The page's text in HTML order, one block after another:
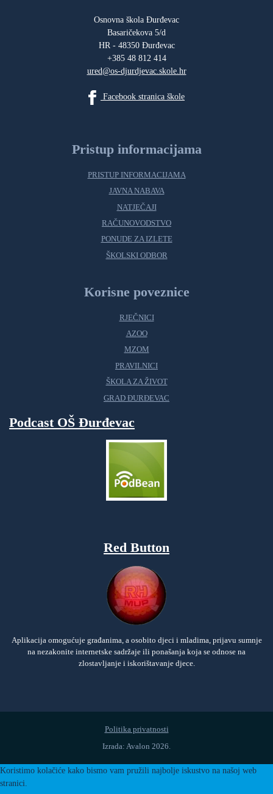
Osnovna škola Đurđevac
Basaričekova 5/d
HR - 48350 Đurđevac
+385 48 812 414
ured@os-djurdjevac.skole.hr
Facebook stranica škole
Pristup informacijama
PRISTUP INFORMACIJAMA
JAVNA NABAVA
NATJEČAJI
RAČUNOVODSTVO
PONUDE ZA IZLETE
ŠKOLSKI ODBOR
Korisne poveznice
RJEČNICI
AZOO
MZOM
PRAVILNICI
ŠKOLA ZA ŽIVOT
GRAD ĐURĐEVAC
Podcast OŠ Đurđevac
Red Button
Aplikacija omogućuje građanima, a osobito djeci i mladima, prijavu sumnje
na nezakonite internetske sadržaje ili ponašanja koja se odnose na
zlostavljanje i iskorištavanje djece.
Politika privatnosti
Izrada: Avalon 2026.
Koristimo kolačiće kako bismo vam pružili najbolje iskustvo na našoj web
stranici.